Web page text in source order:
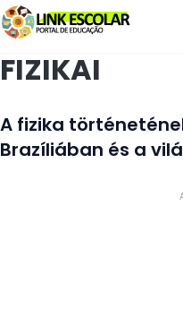
Link
FIZIKAI
A fizika
Brazíliában és a